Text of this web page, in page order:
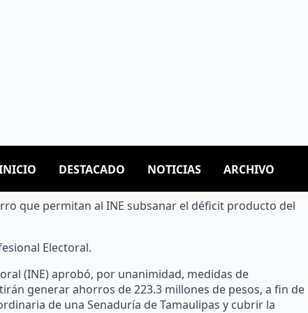
generar ahorros por 223.3 mdp.
que permitan al INE subsanar el déficit producto del
Electoral.
(INE) aprobó, por unanimidad, medidas de
generar ahorros de 223.3 millones de pesos, a fin de
de una Senaduría de Tamaulipas y cubrir la